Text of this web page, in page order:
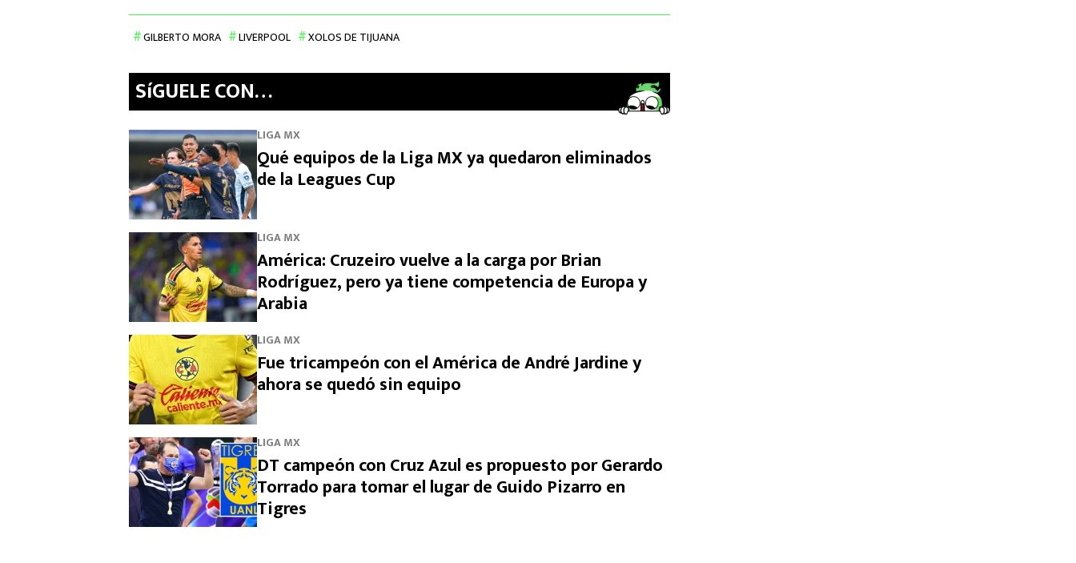
GILBERTO MORA LIVERPOOL XOLOS DE TIJUANA
SíGUELE CON…
LIGA MX
Qué equipos de la Liga MX ya quedaron eliminados
de la Leagues Cup
LIGA MX
América: Cruzeiro vuelve a la carga por Brian
Rodríguez, pero ya tiene competencia de Europa y
Arabia
LIGA MX
Fue tricampeón con el América de André Jardine y
ahora se quedó sin equipo
LIGA MX
DT campeón con Cruz Azul es propuesto por Gerardo
Torrado para tomar el lugar de Guido Pizarro en
Tigres